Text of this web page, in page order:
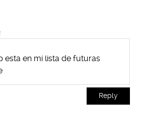
esta en mi lista de futuras
Reply